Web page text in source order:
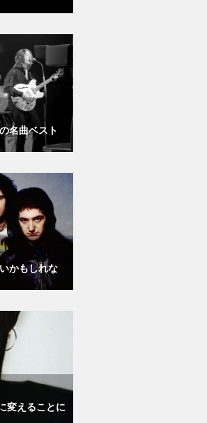
名曲ベスト
かもしれな
変えることに